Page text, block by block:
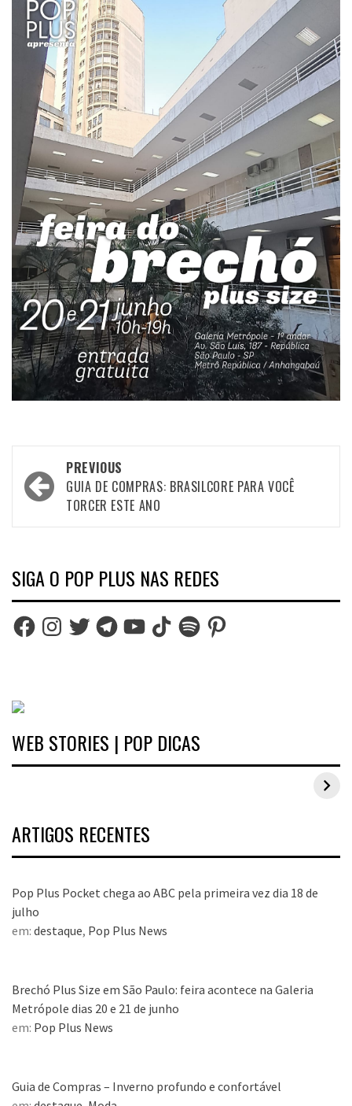
Post
navigation
PREVIOUS
GUIA DE COMPRAS: BRASILCORE PARA VOCÊ
TORCER ESTE ANO
SIGA O POP PLUS NAS REDES
FacebookInstagram
TwitterTelegramYouTubeTikTokSpotifyPinterest
WEB STORIES | POP DICAS
Inspirações de looks plus size para o carnaval
ARTIGOS RECENTES
Pop Plus Pocket chega ao ABC pela primeira vez dia 18 de
julho
em: destaque, Pop Plus News
Brechó Plus Size em São Paulo: feira acontece na Galeria
Metrópole dias 20 e 21 de junho
em: Pop Plus News
Guia de Compras – Inverno profundo e confortável